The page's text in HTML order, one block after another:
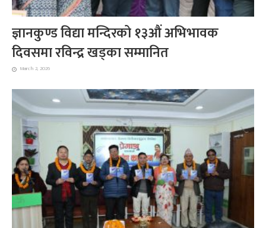
ज्ञानकुण्ड विद्या मन्दिरको १३औं अभिभावक
दिवसमा रविन्द्र खड्का सम्मानित
March 2, 2026